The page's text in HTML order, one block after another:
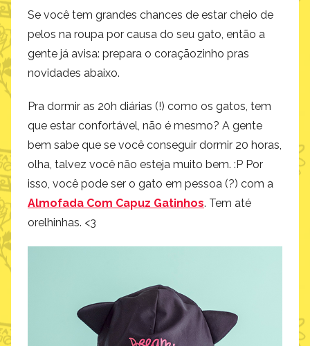
Se você tem grandes chances de estar cheio de
pelos na roupa por causa do seu gato, então a
gente já avisa: prepara o coraçãozinho pras
novidades abaixo.
Pra dormir as 20h diárias (!) como os gatos, tem
que estar confortável, não é mesmo? A gente
bem sabe que se você conseguir dormir 20 horas,
olha, talvez você não esteja muito bem. :P Por
isso, você pode ser o gato em pessoa (?) com a
Almofada Com Capuz Gatinhos. Tem até
orelhinhas. <3